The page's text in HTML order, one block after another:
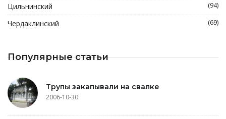
Цильнинский (94)
Чердаклинский (69)
Популярные статьи
Трупы закапывали на свалке
2006-10-30